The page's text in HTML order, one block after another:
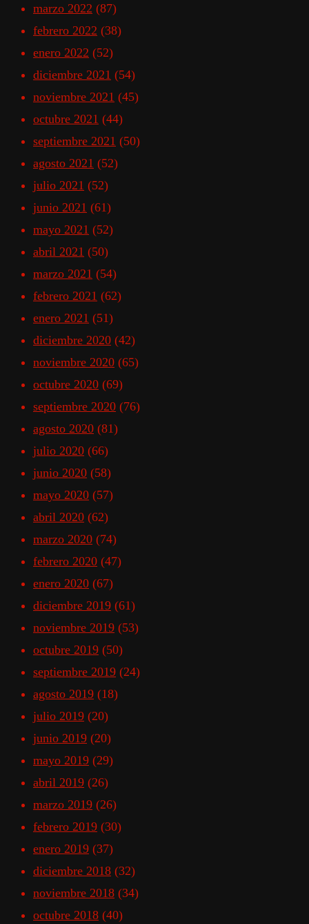
marzo 2022 (87)
febrero 2022 (38)
enero 2022 (52)
diciembre 2021 (54)
noviembre 2021 (45)
octubre 2021 (44)
septiembre 2021 (50)
agosto 2021 (52)
julio 2021 (52)
junio 2021 (61)
mayo 2021 (52)
abril 2021 (50)
marzo 2021 (54)
febrero 2021 (62)
enero 2021 (51)
diciembre 2020 (42)
noviembre 2020 (65)
octubre 2020 (69)
septiembre 2020 (76)
agosto 2020 (81)
julio 2020 (66)
junio 2020 (58)
mayo 2020 (57)
abril 2020 (62)
marzo 2020 (74)
febrero 2020 (47)
enero 2020 (67)
diciembre 2019 (61)
noviembre 2019 (53)
octubre 2019 (50)
septiembre 2019 (24)
agosto 2019 (18)
julio 2019 (20)
junio 2019 (20)
mayo 2019 (29)
abril 2019 (26)
marzo 2019 (26)
febrero 2019 (30)
enero 2019 (37)
diciembre 2018 (32)
noviembre 2018 (34)
octubre 2018 (40)